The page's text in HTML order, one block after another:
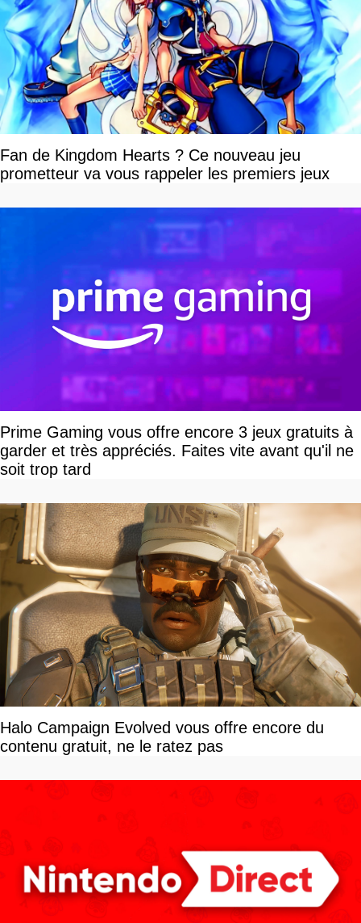
Fan de Kingdom Hearts ? Ce nouveau jeu
prometteur va vous rappeler les premiers jeux
Prime Gaming vous offre encore 3 jeux gratuits à
garder et très appréciés. Faites vite avant qu'il ne
soit trop tard
Halo Campaign Evolved vous offre encore du
contenu gratuit, ne le ratez pas